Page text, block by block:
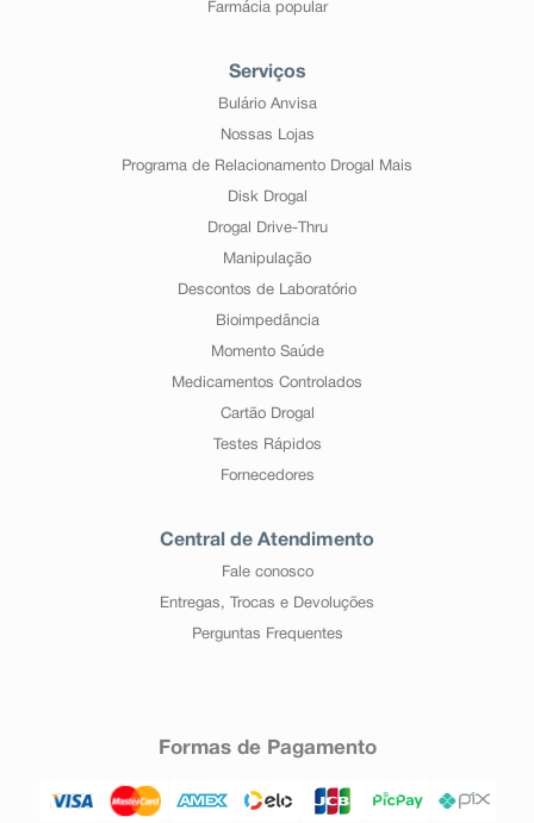
Farmácia popular
Serviços
Bulário Anvisa
Nossas Lojas
Programa de Relacionamento Drogal Mais
Disk Drogal
Drogal Drive-Thru
Manipulação
Descontos de Laboratório
Bioimpedância
Momento Saúde
Medicamentos Controlados
Cartão Drogal
Testes Rápidos
Fornecedores
Central de Atendimento
Fale conosco
Entregas, Trocas e Devoluções
Perguntas Frequentes
Formas de Pagamento